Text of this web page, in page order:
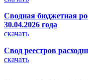
Сводная бюджетная
30.04.2026 года
скачать
Свод реестров
скачать